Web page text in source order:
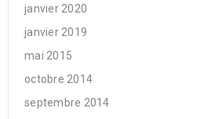
janvier 2020
janvier 2019
mai 2015
octobre 2014
septembre 2014